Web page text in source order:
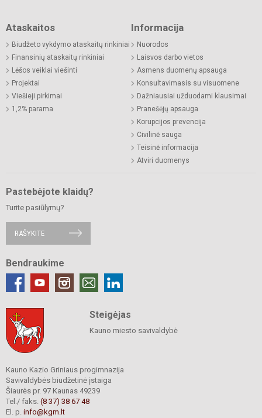
Ataskaitos
Biudžeto vykdymo ataskaitų rinkiniai
Finansinių ataskaitų rinkiniai
Lėšos veiklai viešinti
Projektai
Viešieji pirkimai
1,2% parama
Informacija
Nuorodos
Laisvos darbo vietos
Asmens duomenų apsauga
Konsultavimasis su visuomene
Dažniausiai užduodami klausimai
Pranešėjų apsauga
Korupcijos prevencija
Civilinė sauga
Teisinė informacija
Atviri duomenys
Pastebėjote klaidų?
Turite pasiūlymų?
RAŠYKITE
Bendraukime
Steigėjas
Kauno miesto savivaldybė
Kauno Kazio Griniaus progimnazija
Savivaldybės biudžetinė įstaiga
Šiaurės pr. 97 Kaunas 49239
Tel./ faks. (8 37) 38 67 48
El. p. info@kgm.lt